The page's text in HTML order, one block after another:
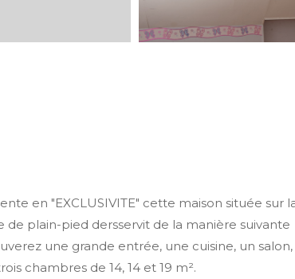
en "EXCLUSIVITE" cette maison située sur
de plain-pied dersservit de la manière suivante
une grande entrée, une cuisine, un
chambres de 14, 14 et 19 m².